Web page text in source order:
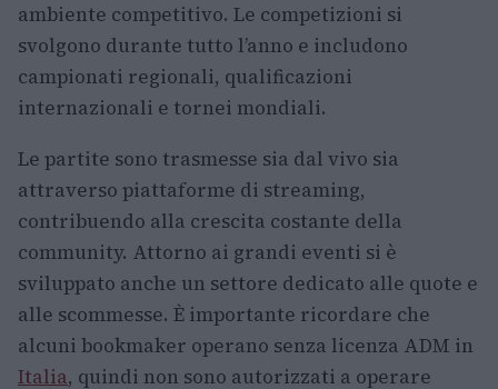
ambiente competitivo. Le competizioni si
svolgono durante tutto l’anno e includono
campionati regionali, qualificazioni
internazionali e tornei mondiali.
Le partite sono trasmesse sia dal vivo sia
attraverso piattaforme di streaming,
contribuendo alla crescita costante della
community. Attorno ai grandi eventi si è
sviluppato anche un settore dedicato alle quote e
alle scommesse. È importante ricordare che
alcuni bookmaker operano senza licenza ADM in
Italia, quindi non sono autorizzati a operare